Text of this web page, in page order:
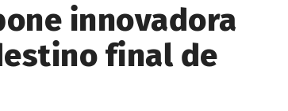
innovadora
final de